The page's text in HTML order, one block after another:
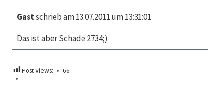
Gastschrieb am 13.07.2011 um 13:31:01
Das ist aber Schade 2734;)
Post Views: 66